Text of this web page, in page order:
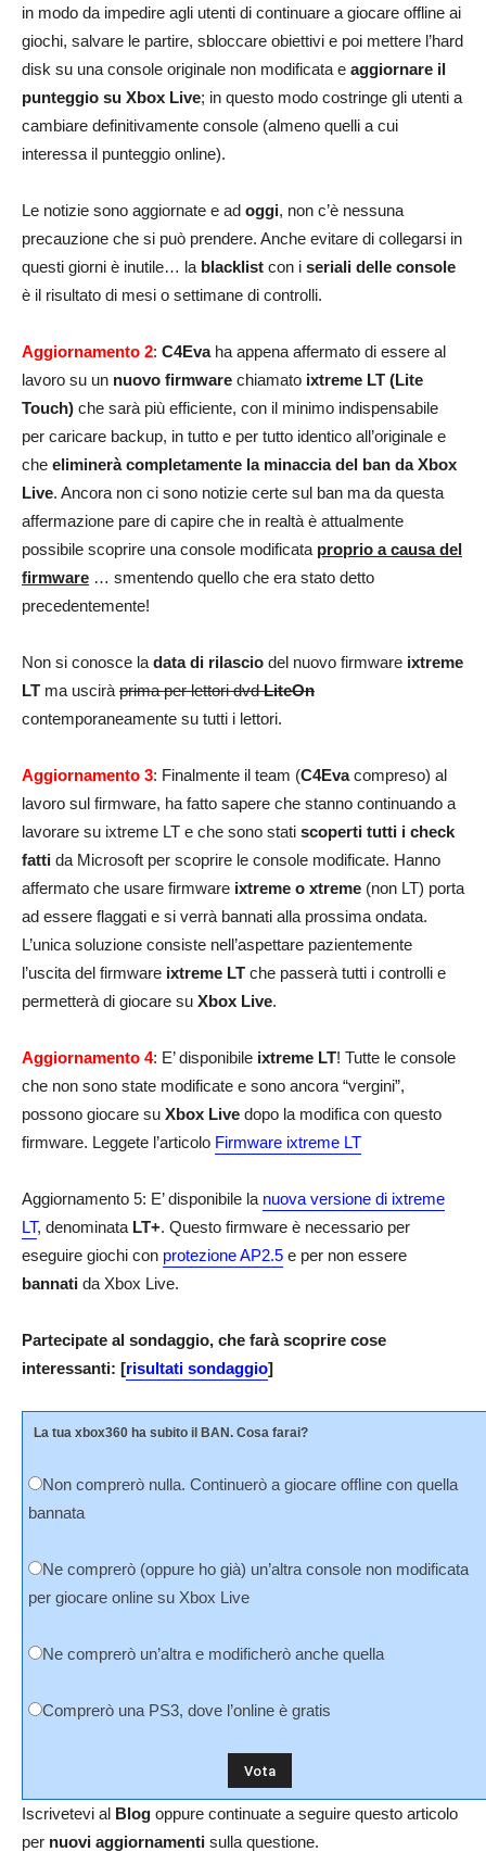
in modo da impedire agli utenti di continuare a giocare offline ai
giochi, salvare le partire, sbloccare obiettivi e poi mettere l’hard
disk su una console originale non modificata e aggiornare il
punteggio su Xbox Live; in questo modo costringe gli utenti a
cambiare definitivamente console (almeno quelli a cui
interessa il punteggio online).
Le notizie sono aggiornate e ad oggi, non c’è nessuna
precauzione che si può prendere. Anche evitare di collegarsi in
questi giorni è inutile… la blacklist con i seriali delle console
è il risultato di mesi o settimane di controlli.
Aggiornamento 2: C4Evaha appena affermato di essere al
lavoro su un nuovo firmware chiamato ixtreme LT (Lite
Touch) che sarà più efficiente, con il minimo indispensabile
per caricare backup, in tutto e per tutto identico all’originale e
che eliminerà completamente la minaccia del ban da Xbox
Live. Ancora non ci sono notizie certe sul ban ma da questa
affermazione pare di capire che in realtà è attualmente
possibile scoprire una console modificata proprio a causa del
firmware … smentendo quello che era stato detto
precedentemente!
Non si conosce la data di rilascio del nuovo firmware ixtreme
LT ma uscirà prima per lettori dvdLiteOn
contemporaneamente su tutti i lettori.
Aggiornamento 3: Finalmente il team (C4Evacompreso) al
lavoro sul firmware, ha fatto sapere che stanno continuando a
lavorare su ixtreme LT e che sono stati scoperti tutti i check
fatti da Microsoft per scoprire le console modificate. Hanno
affermato che usare firmware ixtreme o xtreme (non LT) porta
ad essere flaggati e si verrà bannati alla prossima ondata.
L’unica soluzione consiste nell’aspettare pazientemente
l’uscita del firmware ixtreme LT che passerà tutti i controlli e
permetterà di giocare su Xbox Live.
Aggiornamento 4: E’ disponibile ixtreme LT! Tutte le console
che non sono state modificate e sono ancora “vergini”,
possono giocare su Xbox Live dopo la modifica con questo
firmware. Leggete l’articolo Firmware ixtreme LT
Aggiornamento 5: E’ disponibile la nuova versione di ixtreme
LT, denominata LT+. Questo firmware è necessario per
eseguire giochi con protezione AP2.5 e per non essere
bannati da Xbox Live.
Partecipate al sondaggio, che farà scoprire cose
interessanti: [risultati sondaggio]
La tua xbox360 ha subito il BAN. Cosa farai?
Non comprerò nulla. Continuerò a giocare offline con quella
bannata
Ne comprerò (oppure ho già) un’altra console non modificata
per giocare online su Xbox Live
Ne comprerò un’altra e modificherò anche quella
Comprerò una PS3, dove l’online è gratis
Iscrivetevi al Blog oppure continuate a seguire questo articolo
per nuovi aggiornamenti sulla questione.